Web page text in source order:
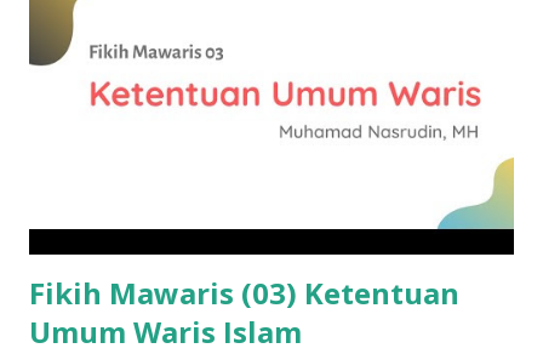
menuju pondok pesantren adalah alasan untuk
meningkatkan kualitas seseorang. KH Hadlor menyebutkan
beberapa pesan penting bagi santri, misalnya pesan Imam
Ibnu Malik dalam Alfiah Ibnu Malik. Meskipun kitab tsb
fokus dalam bahasa dan gramatika Arab, tapi banyak hikmah
yang bisa diambil. Saat membincang relasinya dengan Ibnu
Mu'thi, Imam Ibnu Malik menegaskan bahwa meskipun ...
Fikih Mawaris (03) Ketentuan
Umum Waris Islam